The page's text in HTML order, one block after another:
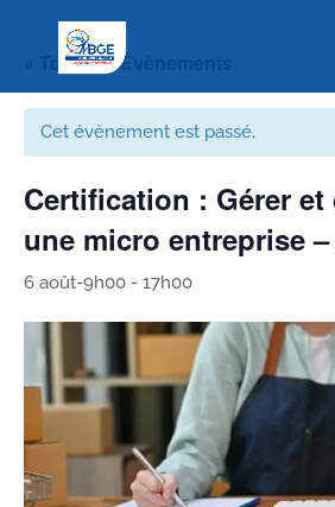
« Tous les Évènements
Cet évènement est passé.
Certification : Gérer
une micro entreprise –
6 août-9h00 - 17h00